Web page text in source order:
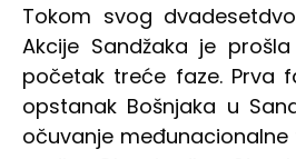
Tokom svog
Akcije Sandžaka je
početak treće faze. Prva
opstanak Bošnjaka u
očuvanje međunacionalne